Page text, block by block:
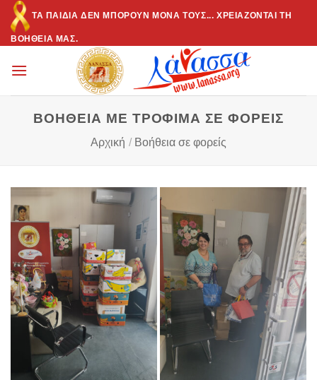
Μετάβαση
στο
περιεχόμενο
ΤΑ ΠΑΙΔΙΆ ΔΕΝ ΜΠΟΡΟΎΝ ΜΌΝΑ ΤΟΥΣ... ΧΡΕΙΆΖΟΝΤΑΙ ΤΗ
ΒΟΉΘΕΙΆ ΜΑΣ.
ΒΟΗΘΕΙΑ ΜΕ ΤΡΟΦΙΜΑ ΣΕ ΦΟΡΕΙΣ
Αρχική / Βοήθεια σε φορείς